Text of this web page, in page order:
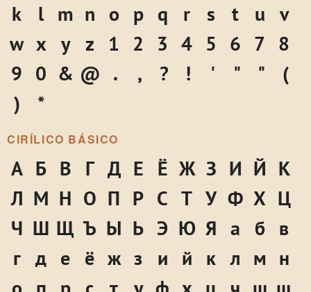
k
l m n o p q r s t u v
w x y z 1 2 3 4 5 6 7 8
9 0 & @ . , ? ! ' " "
(
)
*
CIRÍLICO BÁSICO
А Б В Г Д Е Ё Ж З И Й К
Л М Н О П Р С Т У Ф Х Ц
Ч Ш Щ Ъ Ы Ь Э Ю Я а б в
г д е ё ж з и й к л м н